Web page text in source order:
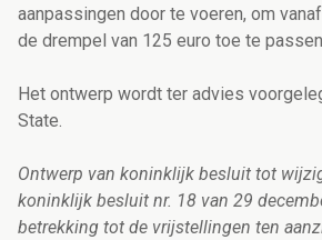
aanpassingen door te voeren, om
de drempel van 125 euro toe te
Het ontwerp wordt ter advies
State.
Ontwerp van koninklijk besluit tot
koninklijk besluit nr. 18 van 29
betrekking tot de vrijstellingen ten